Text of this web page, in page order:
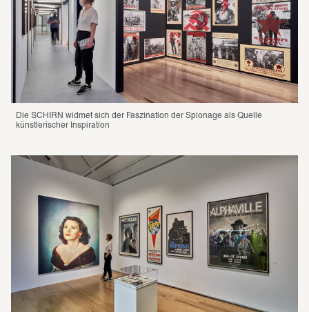
Die SCHIRN widmet sich der Faszination der Spionage als Quelle
künstlerischer Inspiration